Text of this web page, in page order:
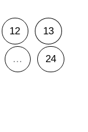
12 13
… 24